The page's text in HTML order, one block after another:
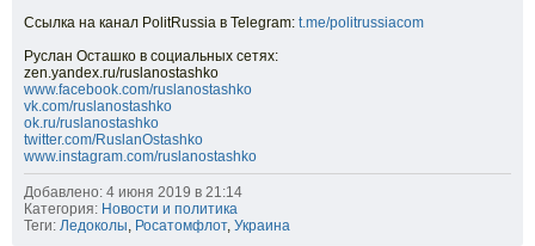
Ссылка на канал PolitRussia в Telegram: t.me/politrussiacom
Руслан Осташко в социальных сетях:
zen.yandex.ru/ruslanostashko
www.facebook.com/ruslanostashko
vk.com/ruslanostashko
ok.ru/ruslanostashko
twitter.com/RuslanOstashko
www.instagram.com/ruslanostashko
Добавлено: 4 июня 2019 в 21:14
Категория: Новости и политика
Теги: Ледоколы, Росатомфлот, Украина